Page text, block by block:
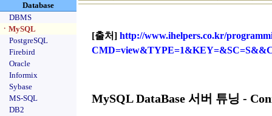
Database
DBMS
ㆍMySQL
PostgreSQL
Firebird
Oracle
Informix
Sybase
MS-SQL
DB2
[출처] http://www.ihelpers.co.kr/
MySQL DataBase 서버 튜닝 -